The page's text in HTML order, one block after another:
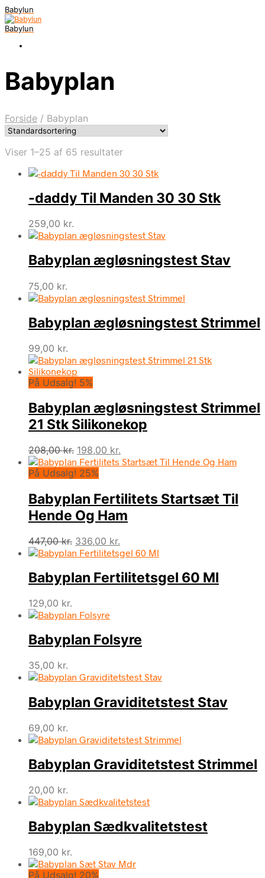
Babylun
Babylun
Babyplan
Forside / Babyplan
Viser 1–25 af 65 resultater
-daddy Til Manden 30 30 Stk
259,00 kr.
Babyplan ægløsningstest Stav
75,00 kr.
Babyplan ægløsningstest Strimmel
99,00 kr.
På Udsalg! 5%
Babyplan ægløsningstest Strimmel
21 Stk Silikonekop
208,00kr. Den
oprindelige
pris
208,00 kr..
198,00 kr.
aktuelle
198,00 kr..
På Udsalg! 25%
Babyplan Fertilitets Startsæt Til
Hende Og Ham
447,00kr. Den
oprindelige
var:
447,00 kr..
336,00 kr.
aktuelle
er:
336,00 kr..
Babyplan Fertilitetsgel 60 Ml
129,00 kr.
Babyplan Folsyre
35,00 kr.
Babyplan Graviditetstest Stav
69,00 kr.
Babyplan Graviditetstest Strimmel
20,00 kr.
Babyplan Sædkvalitetstest
169,00 kr.
På Udsalg! 20%